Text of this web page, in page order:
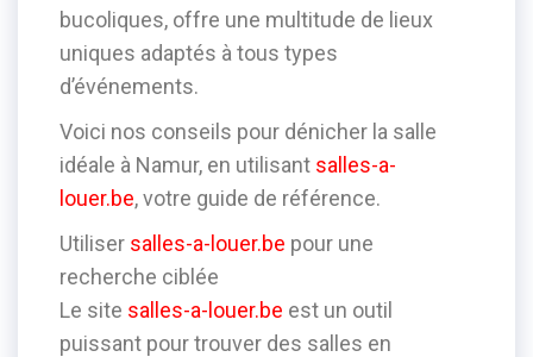
bucoliques, offre une multitude de lieux
uniques adaptés à tous types
d’événements.
Voici nos conseils pour dénicher la salle
idéale à Namur, en utilisant salles-a-
louer.be, votre guide de référence.
Utiliser salles-a-louer.be pour une
recherche ciblée
Le site salles-a-louer.be est un outil
puissant pour trouver des salles en